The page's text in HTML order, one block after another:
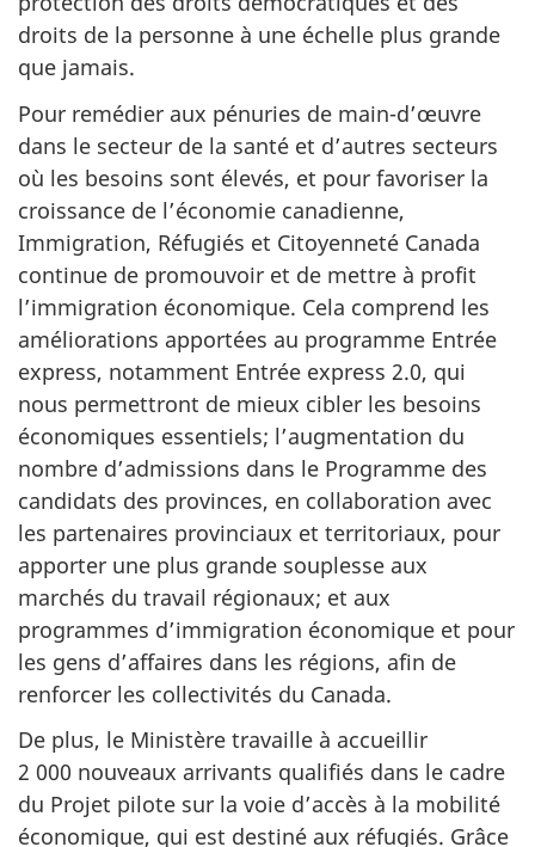
droits de la personne à une échelle plus grande
que jamais.
Pour remédier aux pénuries de main-d’œuvre
dans le secteur de la santé et d’autres secteurs
où les besoins sont élevés, et pour favoriser la
croissance de l’économie canadienne,
Immigration, Réfugiés et Citoyenneté Canada
continue de promouvoir et de mettre à profit
l’immigration économique. Cela comprend les
améliorations apportées au programme Entrée
express, notamment Entrée express 2.0, qui
nous permettront de mieux cibler les besoins
économiques essentiels; l’augmentation du
nombre d’admissions dans le Programme des
candidats des provinces, en collaboration avec
les partenaires provinciaux et territoriaux, pour
apporter une plus grande souplesse aux
marchés du travail régionaux; et aux
programmes d’immigration économique et pour
les gens d’affaires dans les régions, afin de
renforcer les collectivités du Canada.
De plus, le Ministère travaille à accueillir
2 000 nouveaux arrivants qualifiés dans le cadre
du Projet pilote sur la voie d’accès à la mobilité
économique, qui est destiné aux réfugiés. Grâce